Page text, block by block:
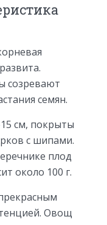
созревают
семян.
см, покрыты
с шипами.
плод
около 100 г.
Овощ